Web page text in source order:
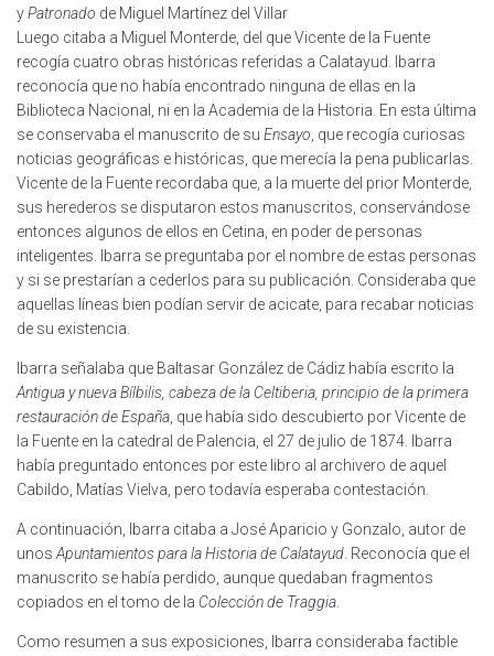
yPatronado de Miguel Martínez del Villar
Luego citaba a Miguel Monterde, del que Vicente de la Fuente
recogía cuatro obras históricas referidas a Calatayud. Ibarra
reconocía que no había encontrado ninguna de ellas en la
Biblioteca Nacional, ni en la Academia de la Historia. En esta última
se conservaba el manuscrito de su Ensayo, que recogía curiosas
noticias geográficas e históricas, que merecía la pena publicarlas.
Vicente de la Fuente recordaba que, a la muerte del prior Monterde,
sus herederos se disputaron estos manuscritos, conservándose
entonces algunos de ellos en Cetina, en poder de personas
inteligentes. Ibarra se preguntaba por el nombre de estas personas
y si se prestarían a cederlos para su publicación. Consideraba que
aquellas líneas bien podían servir de acicate, para recabar noticias
de su existencia.
Ibarra señalaba que Baltasar González de Cádiz había escrito la
Antigua y nueva Bílbilis, cabeza de la Celtiberia, principio de la primera
restauración de España, que había sido descubierto por Vicente de
la Fuente en la catedral de Palencia, el 27 de julio de 1874. Ibarra
había preguntado entonces por este libro al archivero de aquel
Cabildo, Matías Vielva, pero todavía esperaba contestación.
A continuación, Ibarra citaba a José Aparicio y Gonzalo, autor de
unosApuntamientos para la Historia de Calatayud. Reconocía que el
manuscrito se había perdido, aunque quedaban fragmentos
copiados en el tomo de la Colección de Traggia.
Como resumen a sus exposiciones, Ibarra consideraba factible